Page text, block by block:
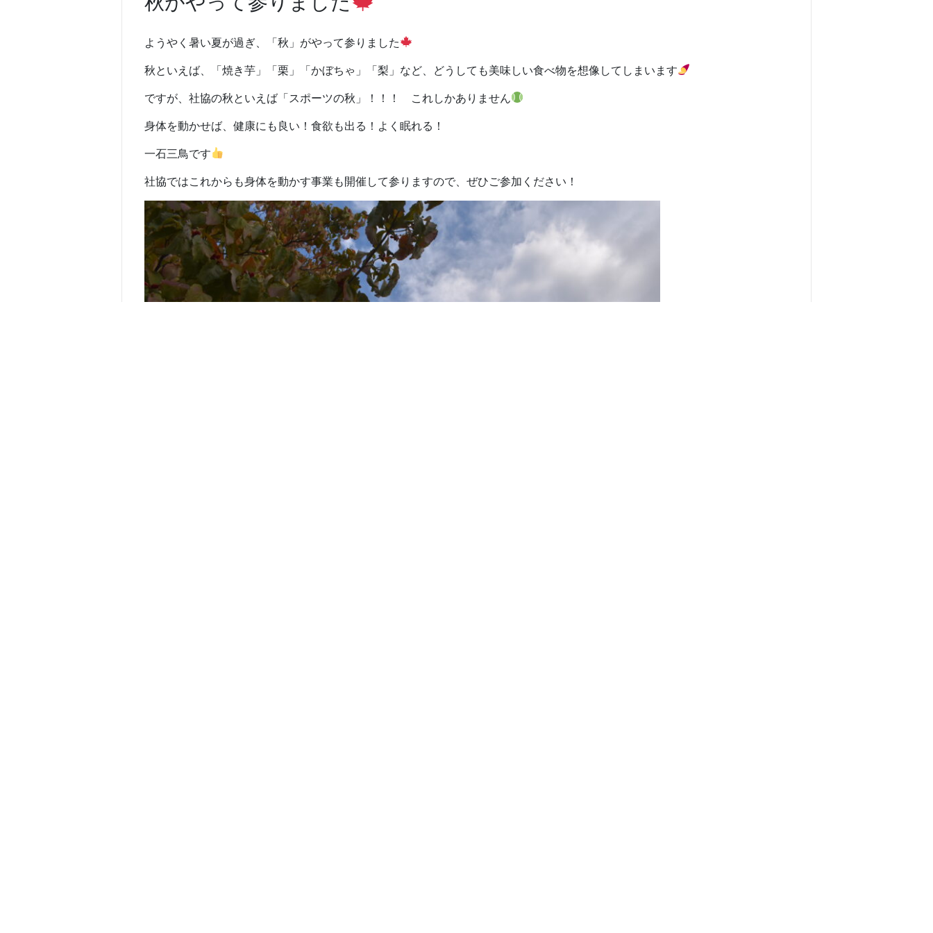
ようやく暑い夏が過ぎ、「秋」がやって参りました
秋といえば、「焼き芋」「栗」「かぼちゃ」「梨」など、どうしても美味しい食べ物を想像してしまいます
ですが、社協の秋といえば「スポーツの秋」！！！ これしかありません
身体を動かせば、健康にも良い！食欲も出る！よく眠れる！
一石三鳥です
社協ではこれからも身体を動かす事業も開催して参りますので、ぜひご参加ください！